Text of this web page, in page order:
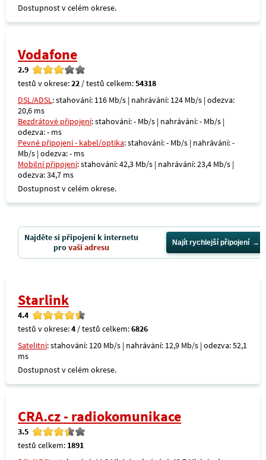
Dostupnost v celém okrese.
Vodafone
2.9
testů v okrese:22 / testů celkem:54318
DSL/ADSL: stahování: 116 Mb/s | nahrávání: 124 Mb/s | odezva:
20,6 ms
Bezdrátové připojení: stahování: - Mb/s | nahrávání: - Mb/s |
odezva: - ms
Pevné připojení - kabel/optika: stahování: - Mb/s | nahrávání: -
Mb/s | odezva: - ms
Mobilní připojení: stahování: 42,3 Mb/s | nahrávání: 23,4 Mb/s |
odezva: 34,7 ms
Dostupnost v celém okrese.
Najděte si připojení k internetu
provaši adresu Najít rychlejší připojení
Starlink
4.4
testů v okrese:4 / testů celkem:6826
Satelitní: stahování: 120 Mb/s | nahrávání: 12,9 Mb/s | odezva: 52,1
ms
Dostupnost v celém okrese.
CRA.cz - radiokomunikace
3.5
testů celkem: 1891